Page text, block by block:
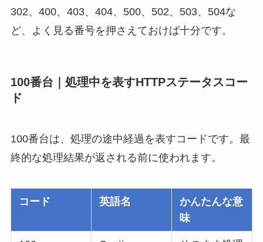
302、400、403、404、500、502、503、504な
ど、よく見る番号を押さえておけば十分です。
100番台｜処理中を表すHTTPステータスコー
ド
100番台は、処理の途中経過を表すコードです。最
終的な処理結果が返される前に使われます。
コード 英語名
かんたんな意
味